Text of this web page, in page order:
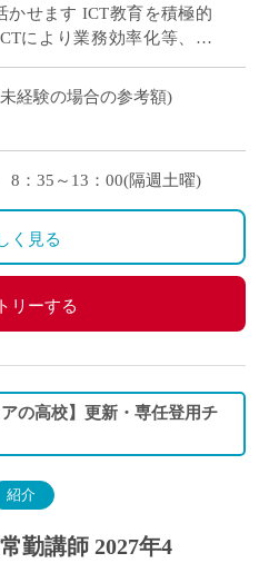
かせます ICT教育を積極的
により業務効率化等、先
備を使い […]
経験の場合の参考額)
険、労災保険、雇用保険、退
円/年
：35～13：00(隔週土曜)
く見る
リーする
の高校】更新・専任登用チ
紹介
勤講師 2027年4